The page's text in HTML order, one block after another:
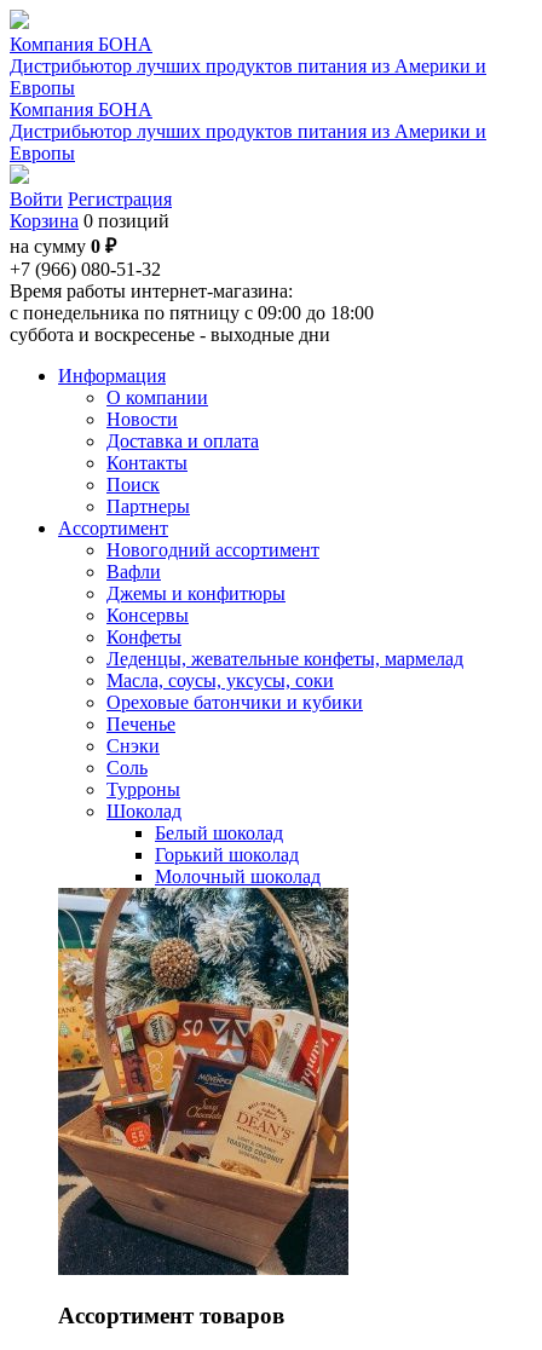
Компания БОНА
Дистрибьютор лучших продуктов питания из Америки и
Европы
Компания БОНА
Дистрибьютор лучших продуктов питания из Америки и
Европы
Войти Регистрация
Корзина 0 позиций
на сумму 0 ₽
+7 (966) 080-51-32
Время работы интернет-магазина:
с понедельника по пятницу с 09:00 до 18:00
суббота и воскресенье - выходные дни
Информация
О компании
Новости
Доставка и оплата
Контакты
Поиск
Партнеры
Ассортимент
Новогодний ассортимент
Вафли
Джемы и конфитюры
Консервы
Конфеты
Леденцы, жевательные конфеты, мармелад
Масла, соусы, уксусы, соки
Ореховые батончики и кубики
Печенье
Снэки
Соль
Турроны
Шоколад
Белый шоколад
Горький шоколад
Молочный шоколад
Ассортимент товаров